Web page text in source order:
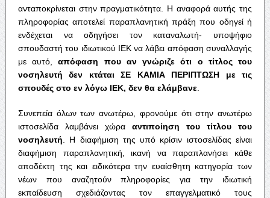
ανταποκρίνεται στην πραγματικότητα. Η αναφορά αυτής της
πληροφορίας αποτελεί παραπλανητική πράξη που οδηγεί ή
ενδέχεται να οδηγήσει τον καταναλωτή- υποψήφιο
σπουδαστή του ιδιωτικού ΙΕΚ να λάβει απόφαση συναλλαγής
με αυτό,απόφαση που αν γνώριζε ότι ο τίτλος του
νοσηλευτή
δεν κτάται ΣΕ ΚΑΜΙΑ ΠΕΡΙΠΤΩΣΗ με
τις
σπουδές στο εν λόγω ΙΕΚ, δεν θα ελάμβανε.
Συνεπεία όλων των ανωτέρω, φρονούμε ότι στην ανωτέρω
ιστοσελίδα λαμβάνει χώρα αντιποίηση του τίτλου
του
νοσηλευτή . Η διαφήμιση της υπό κρίσιν ιστοσελίδας είναι
διαφήμιση παραπλανητική, ικανή να παραπλανήσει κάθε
αποδέκτη της και ειδικότερα την ευαίσθητη κατηγορία των
νέων που αναζητούν πληροφορίες για την ιδιωτική
εκπαίδευση σχεδιάζοντας τον επαγγελματικό τους